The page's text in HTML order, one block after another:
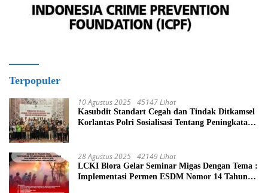
Terpopuler
10 Agustus 2025 45147 Lihat
Kasubdit Standart Cegah dan Tindak Ditkamsel
Korlantas Polri Sosialisasi Tentang Peningkatan
28 Agustus 2025 42149 Lihat
LCKI Blora Gelar Seminar Migas Dengan Tema :
Implementasi Permen ESDM Nomor 14 Tahun